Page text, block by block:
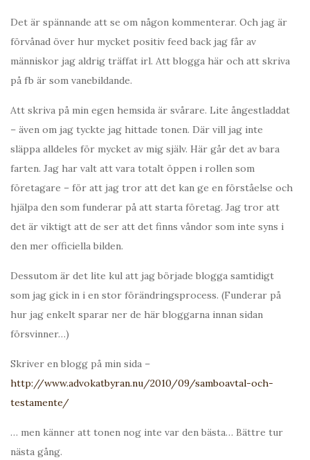
Det är spännande att se om någon kommenterar. Och jag är
förvånad över hur mycket positiv feed back jag får av
människor jag aldrig träffat irl. Att blogga här och att skriva
på fb är som vanebildande.
Att skriva på min egen hemsida är svårare. Lite ångestladdat
– även om jag tyckte jag hittade tonen. Där vill jag inte
släppa alldeles för mycket av mig själv. Här går det av bara
farten. Jag har valt att vara totalt öppen i rollen som
företagare – för att jag tror att det kan ge en förståelse och
hjälpa den som funderar på att starta företag. Jag tror att
det är viktigt att de ser att det finns våndor som inte syns i
den mer officiella bilden.
Dessutom är det lite kul att jag började blogga samtidigt
som jag gick in i en stor förändringsprocess. (Funderar på
hur jag enkelt sparar ner de här bloggarna innan sidan
försvinner…)
Skriver en blogg på min sida –
http://www.advokatbyran.nu/2010/09/samboavtal-och-
testamente/
… men känner att tonen nog inte var den bästa… Bättre tur
nästa gång.